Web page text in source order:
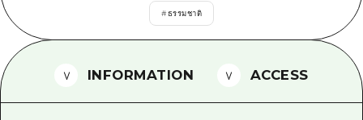
ประวัติศาสตร์ / วัฒนธรรม
ธรรมชาติ
ชิมาเนะ
บริการรับฝากและจัดส่งสัมภาระ
#ธรรมชาติ
INFORMATION ACCESS